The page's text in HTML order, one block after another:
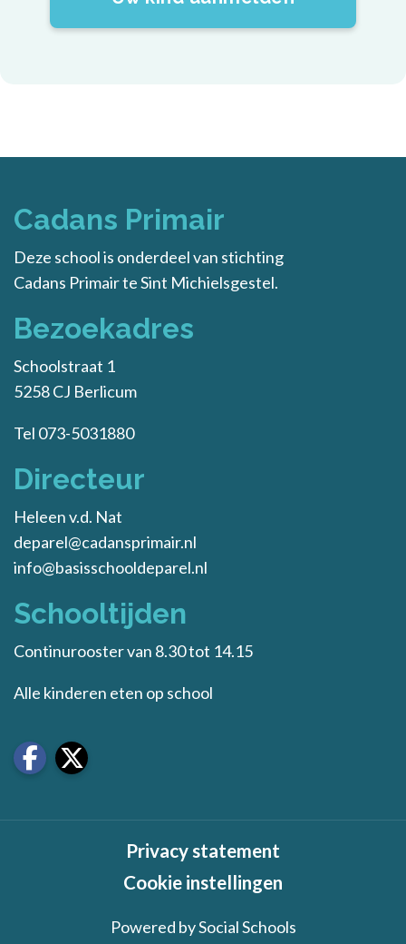
Cadans Primair
Deze school is onderdeel van stichting
Cadans Primairte Sint Michielsgestel.
Bezoekadres
Schoolstraat 1
5258 CJ Berlicum
Tel 073-5031880
Directeur
Heleen v.d. Nat
deparel@cadansprimair.nl
info@basisschooldeparel.nl
Schooltijden
Continurooster van 8.30 tot 14.15
Alle kinderen eten op school
Privacy statement
Cookie instellingen
Powered bySocial Schools